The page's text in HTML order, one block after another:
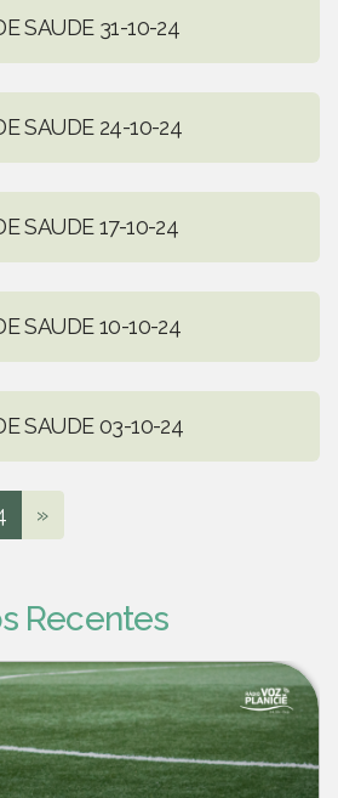
SAUDE 31-10-24
SAUDE 24-10-24
SAUDE 17-10-24
SAUDE 10-10-24
SAUDE 03-10-24
»
Recentes